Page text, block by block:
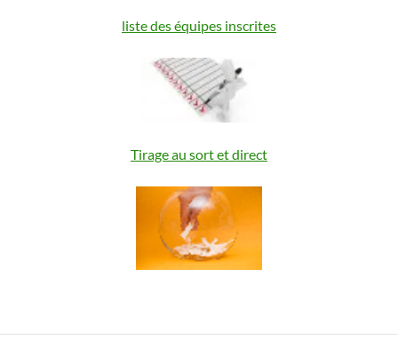
liste des équipes inscrites
Tirage au sort et direct